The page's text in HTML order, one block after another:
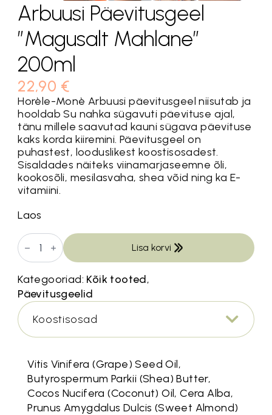
Arbuusi Päevitusgeel
”Magusalt Mahlane”
200ml
22,90 €
Horèle-Monè Arbuusi päevitusgeel niisutab ja
hooldab Su nahka sügavuti päevituse ajal,
tänu millele saavutad kauni sügava päevituse
kaks korda kiiremini. Päevitusgeel on
puhastest, looduslikest koostisosadest.
Sisaldades näiteks viinamarjaseemne õli,
kookosõli, mesilasvaha, shea võid ning ka E-
vitamiini.
Laos
Arbuusi
Päevitusgeel
''Magusalt
200ml
kogus
Lisa korvi
Kategooriad: Kõik tooted,
Päevitusgeelid
Koostisosad
Vitis Vinifera (Grape) Seed Oil,
Butyrospermum Parkii (Shea) Butter,
Cocos Nucifera (Coconut) Oil, Cera Alba,
Prunus Amygdalus Dulcis (Sweet Almond)